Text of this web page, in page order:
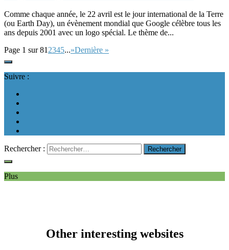
Comme chaque année, le 22 avril est le jour international de la Terre
(ou Earth Day), un évènement mondial que Google célèbre tous les
ans depuis 2001 avec un logo spécial. Le thème de...
Page 1 sur 81 2345...»Dernière »
Suivre :
Rechercher :
Plus
Other interesting websites